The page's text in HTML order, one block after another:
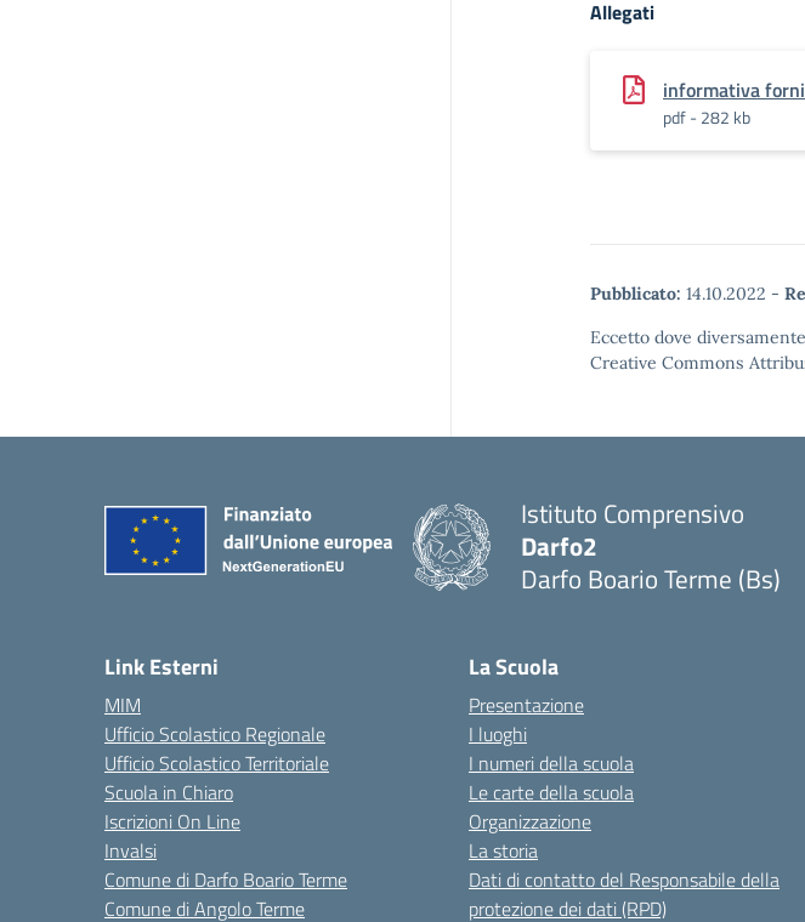
Allegati
informativa
pdf - 282 kb
Pubblicato: 14.10.2022 -
Eccetto dove
Creative Commons
Istituto Comprensivo
Darfo2
Darfo Boario Terme (Bs)
Link Esterni
MIM
Ufficio Scolastico Regionale
Ufficio Scolastico Territoriale
Scuola in Chiaro
Iscrizioni On Line
Invalsi
Comune di Darfo Boario Terme
Comune di Angolo Terme
La Scuola
Presentazione
I luoghi
I numeri della scuola
Le carte della scuola
Organizzazione
La storia
Dati di contatto del Responsabile della
protezione dei dati (RPD)